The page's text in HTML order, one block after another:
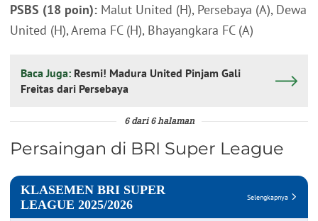
PSBS (18 poin): Malut United (H), Persebaya (A), Dewa
United (H), Arema FC (H), Bhayangkara FC (A)
Baca Juga: Resmi! Madura United Pinjam Gali
Freitas dari Persebaya
6 dari 6 halaman
Persaingan di BRI Super League